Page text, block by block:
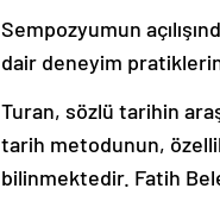
Sempozyumun
dair deneyim
Turan, sözlü tarihin
tarih metodunun,
bilinmektedir. Fatih